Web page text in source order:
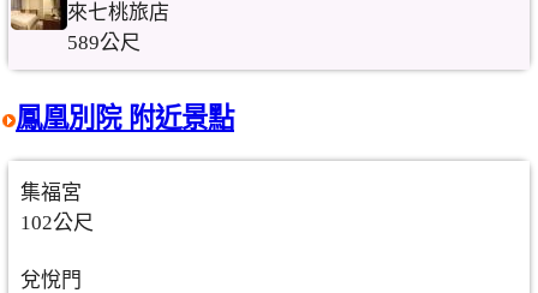
來七桃旅店
589公尺
鳳凰別院 附近景點
集福宮
102公尺
兌悅門